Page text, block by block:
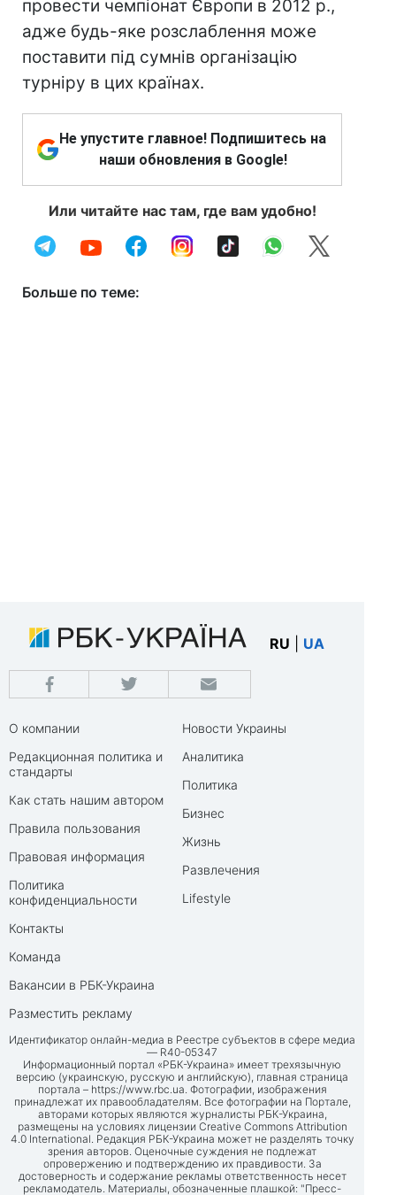
провести чемпіонат Європи в 2012 р.,
адже будь-яке розслаблення може
поставити під сумнів організацію
турніру в цих країнах.
Не упустите главное! Подпишитесь на
наши обновления в Google!
Или читайте нас там, где вам удобно!
Больше по теме:
RU UA
О компании
Редакционная политика и
стандарты
Как стать нашим автором
Правила пользования
Правовая информация
Политика
конфиденциальности
Контакты
Команда
Вакансии в РБК-Украина
Разместить рекламу
Новости Украины
Аналитика
Политика
Бизнес
Жизнь
Развлечения
Lifestyle
Идентификатор онлайн-медиа в Реестре субъектов в сфере медиа
— R40-05347
Информационный портал «РБК-Украина» имеет трехязычную
версию (украинскую, русскую и английскую), главная страница
портала – https://www.rbc.ua. Фотографии, изображения
принадлежат их правообладателям. Все фотографии на Портале,
авторами которых являются журналисты РБК-Украина,
размещены на условиях лицензии Creative Commons Attribution
4.0 International. Редакция РБК-Украина может не разделять точку
зрения авторов. Оценочные суждения не подлежат
опровержению и подтверждению их правдивости. За
достоверность и содержание рекламы ответственность несет
рекламодатель. Материалы, обозначенные плашкой: "Пресс-